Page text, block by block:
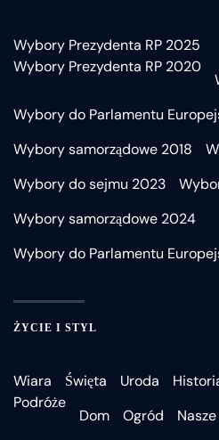
Wybory Prezydenta RP 2025
Wybory Prezydenta RP 2020
Wybory do Parlamentu
Wybory samorządowe 2018
Wybory do sejmu 2023
Wybory samorządowe 2024
Wybory do Parlamentu
ŻYCIE I STYL
Wiara Święta Uroda
Podróże
Dom Ogród